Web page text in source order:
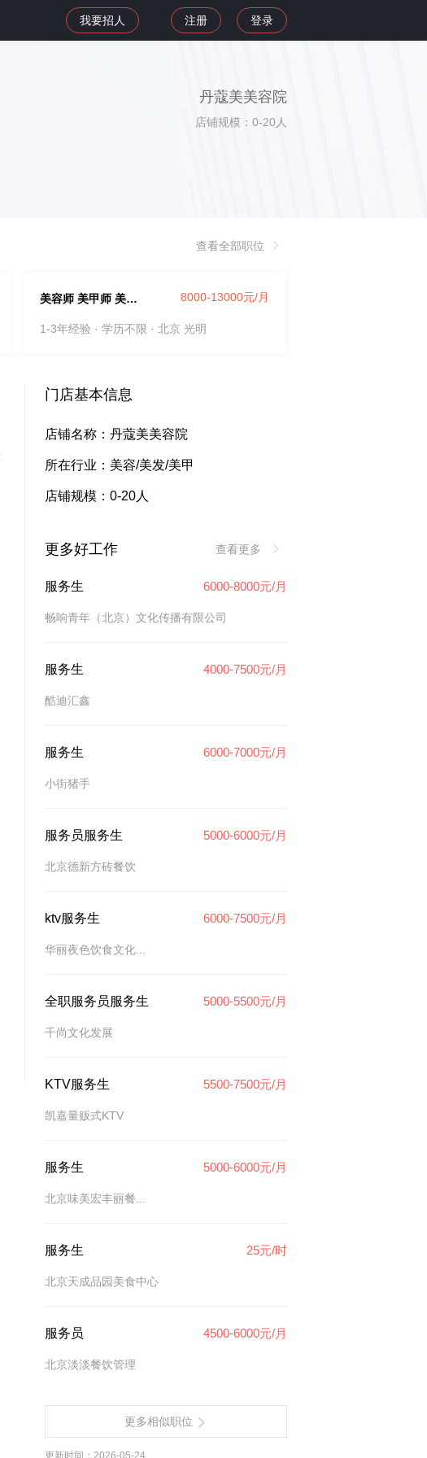
我要招人 注册 登录
丹蔻美美容院
店铺规模：0-20人
查看全部职位
8000-13000元/月
美容师 美甲师 美睫师
1-3年经验 · 学历不限 · 北京 光明
门店基本信息
店铺名称：丹蔻美美容院
所在行业：美容/美发/美甲
店铺规模：0-20人
更多好工作 查看更多
服务生 6000-8000元/月
畅响青年（北京）文化传播有限公司
服务生 4000-7500元/月
酷迪汇鑫
服务生 6000-7000元/月
小街猪手
服务员服务生 5000-6000元/月
北京德新方砖餐饮
ktv服务生 6000-7500元/月
华丽夜色饮食文化...
全职服务员服务生 5000-5500元/月
千尚文化发展
KTV服务生 5500-7500元/月
凯嘉量贩式KTV
服务生 5000-6000元/月
北京味美宏丰丽餐...
服务生 25元/时
北京天成品园美食中心
服务员 4500-6000元/月
北京淡淡餐饮管理
更多相似职位
更新时间：2026-05-24